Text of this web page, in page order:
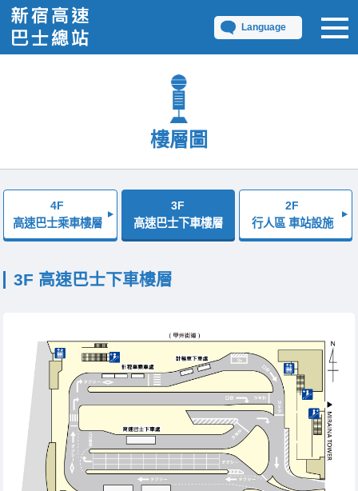
Language
樓層圖
4F
高速巴士乘車樓層
3F
高速巴士下車樓層
2F
行人區 車站設施
3F 高速巴士下車樓層